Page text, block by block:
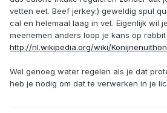
vetten eet. Beef jerkey:) geweldig spul
cal en helemaal laag in vet. Eigenlijk wil
meenemen anders loop je kans op
http://nl.wikipedia.org/wiki/
Wel genoeg water regelen als je dat
heb je nodig om dat te verwerken in je